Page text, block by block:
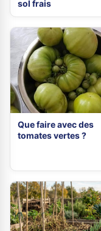
sol frais
Que faire avec des
tomates vertes ?